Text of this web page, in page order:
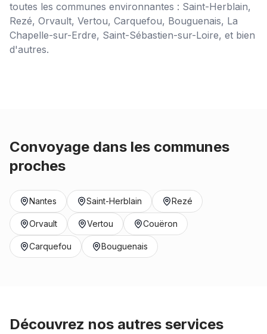
toutes les communes environnantes : Saint-Herblain,
Rezé, Orvault, Vertou, Carquefou, Bouguenais, La
Chapelle-sur-Erdre, Saint-Sébastien-sur-Loire, et bien
d'autres.
Convoyage dans les communes
proches
Nantes Saint-Herblain Rezé
Orvault Vertou Couëron
Carquefou Bouguenais
Découvrez nos autres services